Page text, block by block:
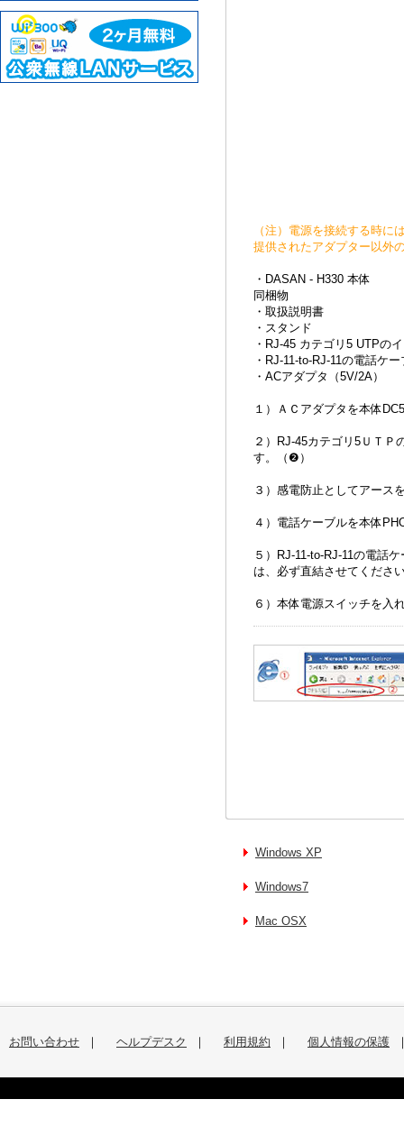
（注）電源を接続する時に
提供されたアダプター以外
・DASAN - H330 本体
同梱物
・取扱説明書
・スタンド
・RJ-45 カテゴリ5 UTPの
・RJ-11-to-RJ-11の電話ケー
・ACアダプタ（5V/2A）
１）ＡＣアダプタを本体
２）RJ-45カテゴリ5ＵＴＰ
す。（❷）
３）感電防止としてアース
４）電話ケーブルを本体
５）RJ-11-to-RJ-11の電話
は、必ず直結させてくださ
６）本体電源スイッチを入
Windows XP
Windows7
Mac OSX
お問い合わせ ｜ ヘルプデスク ｜ 利用規約 ｜ 個人情報の保護